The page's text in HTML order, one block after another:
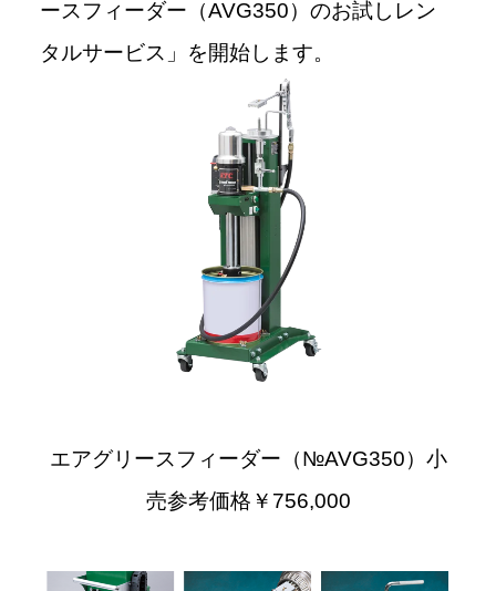
ースフィーダー（AVG350）のお試しレン
タルサービス」を開始します。
エアグリースフィーダー（№AVG350）小
売参考価格￥756,000